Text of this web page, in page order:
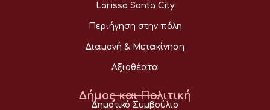
Larissa Santa City
Περιήγηση στην πόλη
Διαμονή & Μετακίνηση
Αξιοθέατα
Δήμος και Πολιτική
Δημοτικό Συμβούλιο